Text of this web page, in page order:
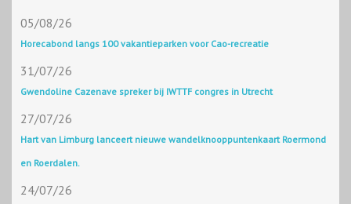
05/08/26
Horecabond langs 100 vakantieparken voor Cao-recreatie
31/07/26
Gwendoline Cazenave spreker bij IWTTF congres in Utrecht
27/07/26
Hart van Limburg lanceert nieuwe wandelknooppuntenkaart Roermond
en Roerdalen.
24/07/26